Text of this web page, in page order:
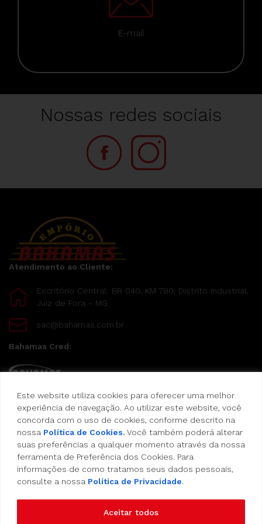
Este website utiliza cookies para oferecer uma melhor
experiência de navegação. Ao utilizar este website, você
concorda com o uso de cookies, conforme descrito na
nossa Política de Cookies. Você também poderá alterar
suas preferências a qualquer momento através da nossa
ferramenta de Preferência dos Cookies. Para
informações de como tratamos seus dados pessoais,
consulte a nossa Política de Privacidade.
Aceitar todos
E-mail
Nossas redes sociais
Atendimento ao Cliente:
Escritório Central: BR 040, KM 780, Distrito Industrial,
Juiz de Fora - MG
sac@bahamas.com.br
Bahamas Cred:
Pague suas compras com o Bahamas Cred
Formas de pagamento:
Cartão de Crédito